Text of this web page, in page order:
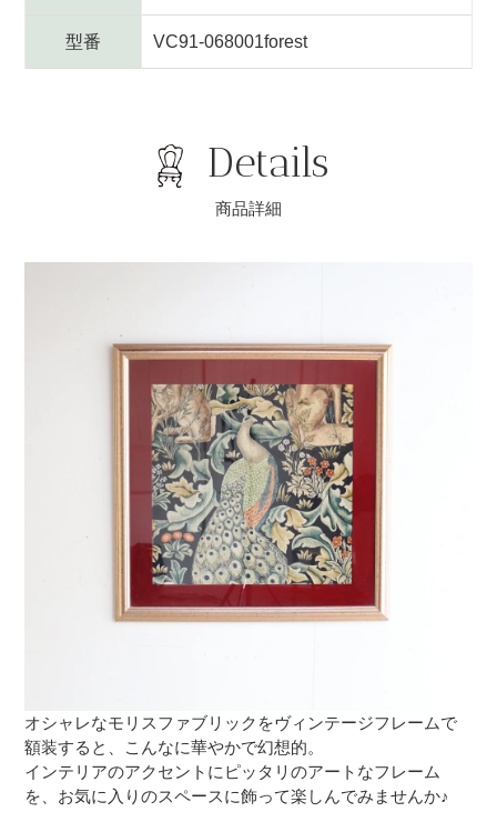
型番 VC91-068001forest
Details
商品詳細
オシャレなモリスファブリックをヴィンテージフレームで
額装すると、こんなに華やかで幻想的。
インテリアのアクセントにピッタリのアートなフレーム
を、お気に入りのスペースに飾って楽しんでみませんか♪